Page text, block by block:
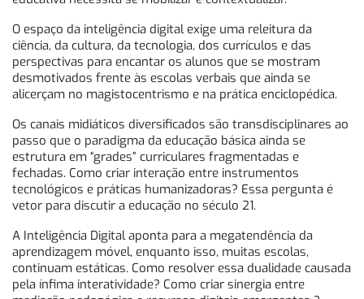
O espaço da inteligência digital exige uma releitura da
ciência, da cultura, da tecnologia, dos currículos e das
perspectivas para encantar os alunos que se mostram
desmotivados frente às escolas verbais que ainda se
alicerçam no magistocentrismo e na prática enciclopédica.
Os canais midiáticos diversificados são transdisciplinares ao
passo que o paradigma da educação básica ainda se
estrutura em “grades” curriculares fragmentadas e
fechadas. Como criar interação entre instrumentos
tecnológicos e práticas humanizadoras? Essa pergunta é
vetor para discutir a educação no século 21.
A Inteligência Digital aponta para a megatendência da
aprendizagem móvel, enquanto isso, muitas escolas,
continuam estáticas. Como resolver essa dualidade causada
pela ínfima interatividade? Como criar sinergia entre